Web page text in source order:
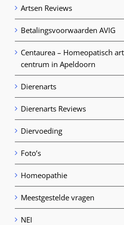
Artsen Reviews
Betalingsvoorwaarden AVIG
Centaurea – Homeopatisch
centrum in Apeldoorn
Dierenarts
Dierenarts Reviews
Diervoeding
Foto’s
Homeopathie
Meestgestelde vragen
NEI